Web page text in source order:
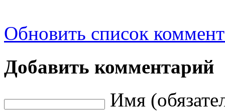
Обновить список
Добавить комментарий
Имя